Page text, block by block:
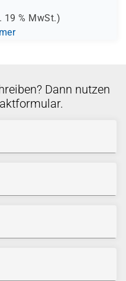
19 % MwSt.)
Dann nutzen